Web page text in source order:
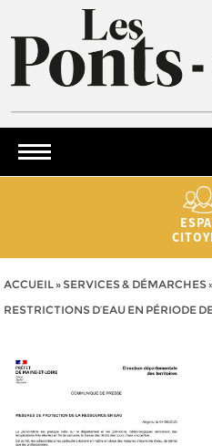
ACCUEIL» SERVICES & DÉMARCHES
RESTRICTIONS D’EAU EN PÉRIODE